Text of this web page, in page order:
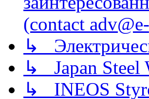
(contact
↳
↳ Japan Steel
↳ INEOS